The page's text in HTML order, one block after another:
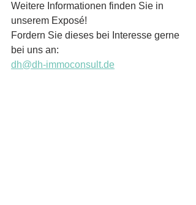
Weitere Informationen finden Sie in
unserem Exposé!
Fordern Sie dieses bei Interesse gerne
bei uns an:
dh@dh-immoconsult.de